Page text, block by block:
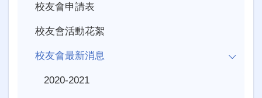
校友會申請表
校友會活動花絮
校友會最新消息
2020-2021